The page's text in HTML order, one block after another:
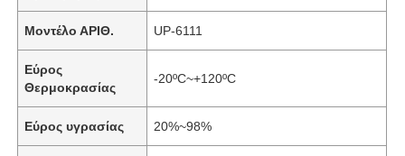
Μοντέλο ΑΡΙΘ. UP-6111
Εύρος
Θερμοκρασίας
-20ºC~+120ºC
Εύρος υγρασίας 20%~98%